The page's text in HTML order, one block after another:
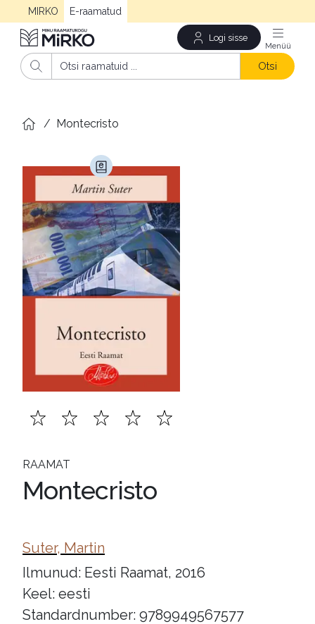
MIRKO E-raamatud
Logi sisse
Otsi
/ Montecristo
RAAMAT
Montecristo
Suter, Martin
Ilmunud: Eesti Raamat, 2016
Keel: eesti
Standardnumber: 9789949567577